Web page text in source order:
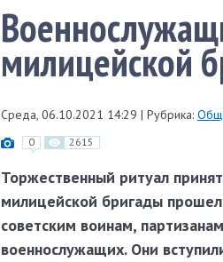
милицейской
Среда, 06.10.2021 14:29 | Рубрика:
0 2615
Торжественный ритуал
милицейской бригады
советским воинам,
военнослужащих. Они